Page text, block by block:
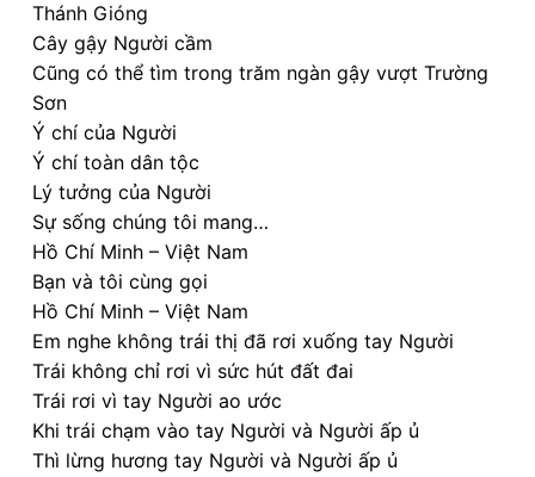
Thánh Gióng
Cây gậy Người cầm
Cũng có thể tìm trong trăm ngàn gậy vượt Trường
Sơn
Ý chí của Người
Ý chí toàn dân tộc
Lý tưởng của Người
Sự sống chúng tôi mang…
Hồ Chí Minh – Việt Nam
Bạn và tôi cùng gọi
Hồ Chí Minh – Việt Nam
Em nghe không trái thị đã rơi xuống tay Người
Trái không chỉ rơi vì sức hút đất đai
Trái rơi vì tay Người ao ước
Khi trái chạm vào tay Người và Người ấp ủ
Thì lừng hương tay Người và Người ấp ủ